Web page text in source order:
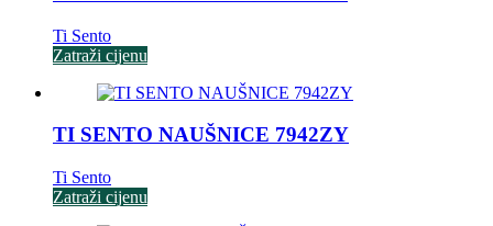
Ti Sento
Zatraži cijenu
TI SENTO NAUŠNICE 7942ZY
Ti Sento
Zatraži cijenu